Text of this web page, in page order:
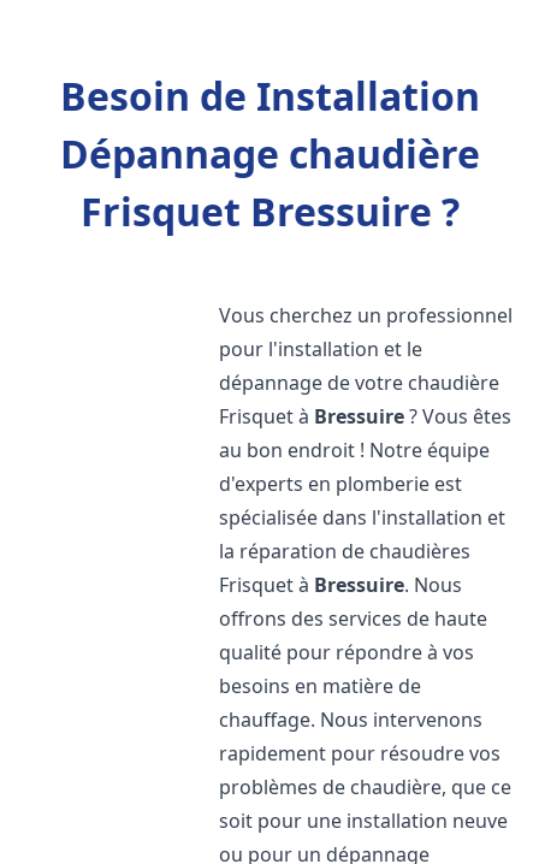
Besoin de Installation
Dépannage chaudière
Frisquet Bressuire ?
Vous cherchez un professionnel
pour l'installation et le
dépannage de votre chaudière
Frisquet à Bressuire? Vous êtes
au bon endroit ! Notre équipe
d'experts en plomberie est
spécialisée dans l'installation et
la réparation de chaudières
Frisquet à Bressuire. Nous
offrons des services de haute
qualité pour répondre à vos
besoins en matière de
chauffage. Nous intervenons
rapidement pour résoudre vos
problèmes de chaudière, que ce
soit pour une installation neuve
ou pour un dépannage